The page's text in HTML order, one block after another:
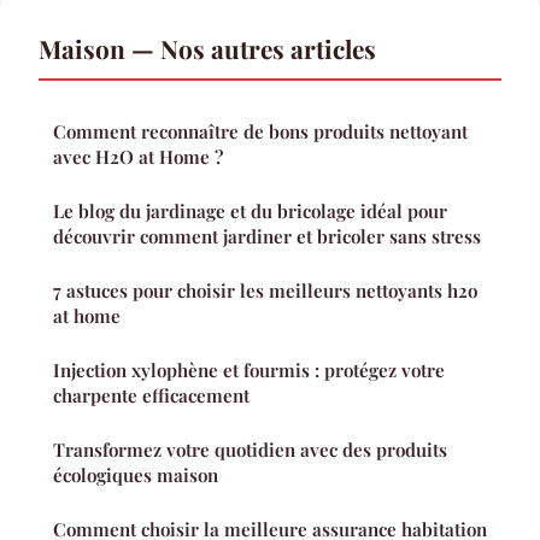
Maison — Nos autres articles
Comment reconnaître de bons produits nettoyant
avec H2O at Home ?
Le blog du jardinage et du bricolage idéal pour
découvrir comment jardiner et bricoler sans stress
7 astuces pour choisir les meilleurs nettoyants h2o
at home
Injection xylophène et fourmis : protégez votre
charpente efficacement
Transformez votre quotidien avec des produits
écologiques maison
Comment choisir la meilleure assurance habitation